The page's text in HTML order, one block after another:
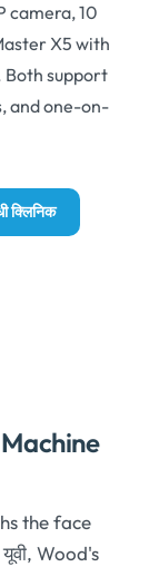
camera, 10
X5 with
Both support
,and one-on-
क्लिनिक
the face
Wood's